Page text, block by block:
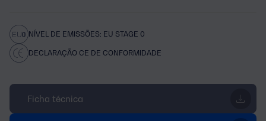
NÍVEL DE EMISSÕES: EU STAGE 0
DECLARAÇÃO CE DE CONFORMIDADE
Ficha técnica